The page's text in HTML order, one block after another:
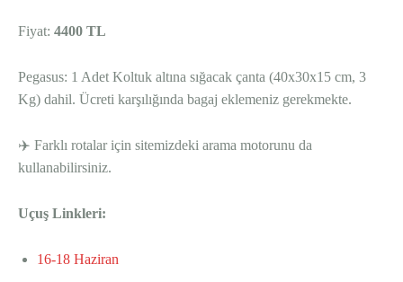
Fiyat: 4400 TL
Pegasus: 1 Adet Koltuk altına sığacak çanta (40x30x15 cm, 3
Kg) dahil. Ücreti karşılığında bagaj eklemeniz gerekmekte.
✈️ Farklı rotalar için sitemizdeki arama motorunu da
kullanabilirsiniz.
Uçuş Linkleri:
16-18 Haziran